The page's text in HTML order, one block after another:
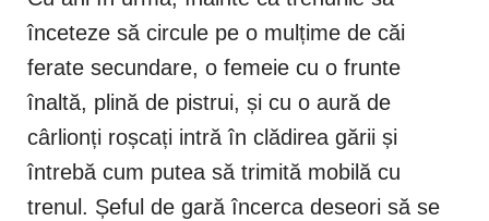
înceteze să circule pe o mulțime de căi
ferate secundare, o femeie cu o frunte
înaltă, plină de pistrui, și cu o aură de
cârlionți roșcați intră în clădirea gării și
întrebă cum putea să trimită mobilă cu
trenul. Șeful de gară încerca deseori să se